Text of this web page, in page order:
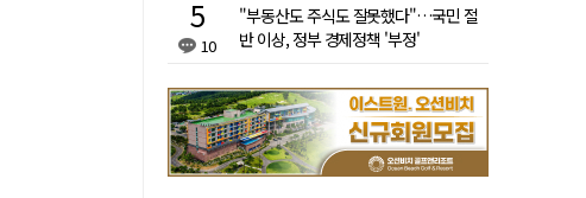
10
"부동산도 주식도 잘못했다"…국민 절
반 이상, 정부 경제정책 '부정'